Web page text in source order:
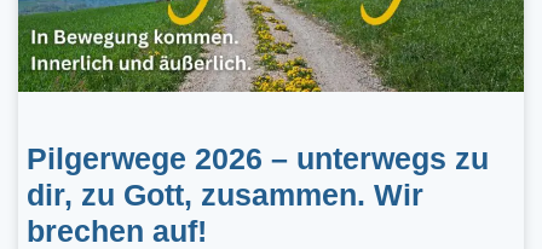
Pilgerwege 2026 – unterwegs zu
dir, zu Gott, zusammen. Wir
brechen auf!